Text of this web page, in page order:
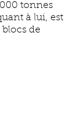
tonnes
à lui, est
de